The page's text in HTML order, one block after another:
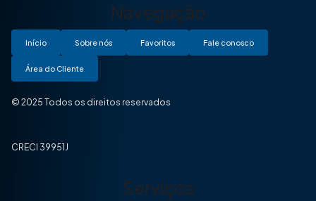
Navegação
Início Sobre nós Favoritos Fale conosco
Área do Cliente
© 2025 Todos os direitos reservados
CRECI 39951J
Serviços